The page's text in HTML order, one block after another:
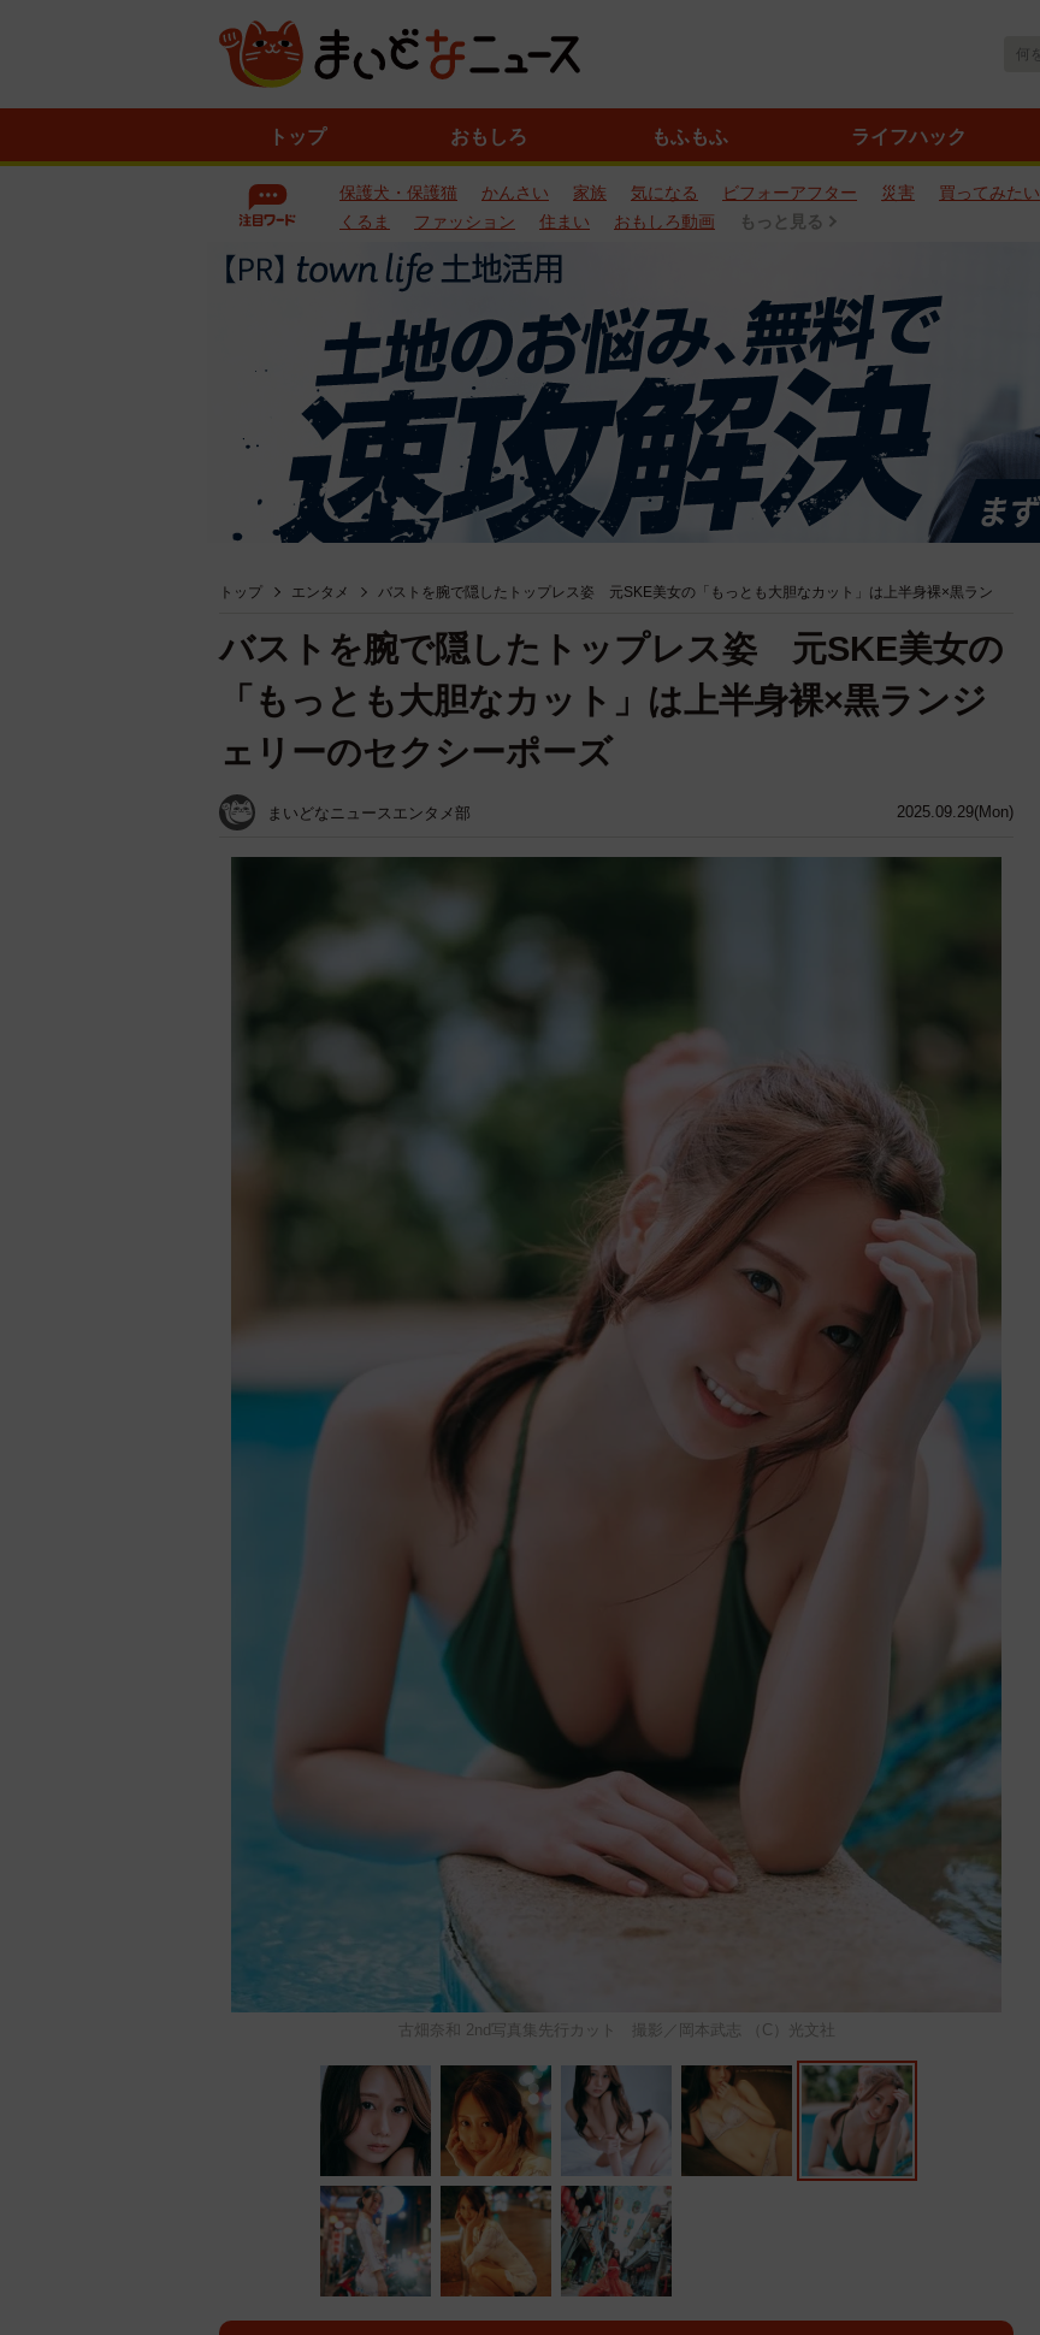
トップ おもしろ もふもふ ライフハック
保護犬・保護猫 かんさい 家族 気になる ビフォーアフター 災害 買ってみたい
くるま
ファッション 住まい おもしろ動画 もっと見る
トップ エンタメ バストを腕で隠したトップレス姿 元SKE美女の「もっとも大胆なカット」は上半身裸×黒ラン
2025.09.29(Mon)
バストを腕で隠したトップレス姿 元SKE美女の
「もっとも大胆なカット」は上半身裸×黒ランジ
ェリーのセクシーポーズ
まいどなニュースエンタメ部
古畑奈和 2nd写真集先行カット 撮影／岡本武志 （C）光文社